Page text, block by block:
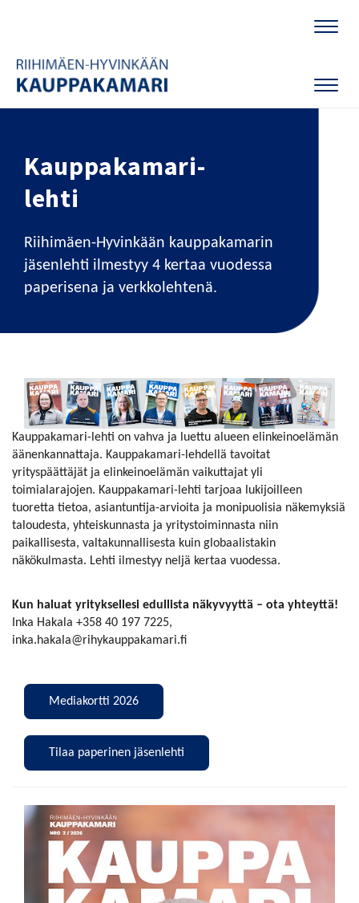
Kauppakamari-
lehti
Riihimäen-Hyvinkään kauppakamarin
jäsenlehti ilmestyy 4 kertaa vuodessa
paperisena ja verkkolehtenä.
Kauppakamari-lehti on vahva ja luettu alueen elinkeinoelämän
äänenkannattaja. Kauppakamari-lehdellä tavoitat
yrityspäättäjät ja elinkeinoelämän vaikuttajat yli
toimialarajojen. Kauppakamari-lehti tarjoaa lukijoilleen
tuoretta tietoa, asiantuntija-arvioita ja monipuolisia näkemyksiä
taloudesta, yhteiskunnasta ja yritystoiminnasta niin
paikallisesta, valtakunnallisesta kuin globaalistakin
näkökulmasta. Lehti ilmestyy neljä kertaa vuodessa.
Kun haluat yrityksellesi edullista näkyvyyttä – ota yhteyttä!
Inka Hakala +358 40 197 7225,
inka.hakala@rihykauppakamari.fi
Mediakortti 2026
Tilaa paperinen jäsenlehti